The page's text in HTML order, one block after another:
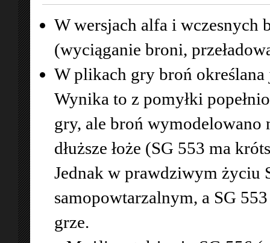
W wersjach alfa i wczesnych
(wyciąganie broni,
W plikach gry broń
Wynika to z pomyłki
gry, ale broń wymodelowano
dłuższe łoże (SG 553 ma
Jednak w prawdziwym życiu
samopowtarzalnym, a SG
grze.